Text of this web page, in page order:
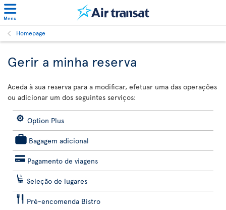
Menu
Homepage
Gerir a minha reserva
Aceda à sua reserva para a modificar, efetuar uma das operações
ou adicionar um dos seguintes serviços:
Option Plus
Bagagem adicional
Pagamento de viagens
Seleção de lugares
Pré-encomenda Bistro